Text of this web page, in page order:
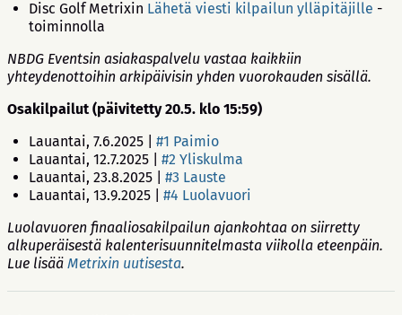
Disc Golf Metrixin Lähetä viesti kilpailun ylläpitäjille -
toiminnolla
NBDG Eventsin asiakaspalvelu vastaa kaikkiin
yhteydenottoihin arkipäivisin yhden vuorokauden sisällä.
Osakilpailut (päivitetty 20.5. klo 15:59)
Lauantai, 7.6.2025 | #1 Paimio
Lauantai, 12.7.2025 | #2 Yliskulma
Lauantai, 23.8.2025 | #3 Lauste
Lauantai, 13.9.2025 | #4 Luolavuori
Luolavuoren finaaliosakilpailun ajankohtaa on siirretty
alkuperäisestä kalenterisuunnitelmasta viikolla eteenpäin.
Lue lisää Metrixin uutisesta.